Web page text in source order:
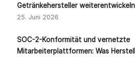
Getränkehersteller weiterentwickeln
25. Juni 2026
SOC-2-Konformität und vernetzte
Mitarbeiterplattformen: Was